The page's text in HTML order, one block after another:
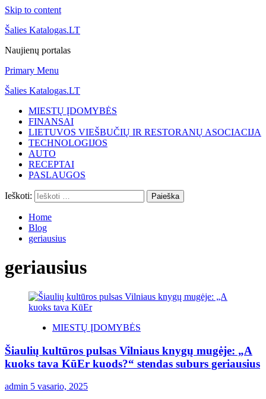
Skip to content
Šalies Katalogas.LT
Naujienų portalas
Primary Menu
Šalies Katalogas.LT
MIESTŲ ĮDOMYBĖS
FINANSAI
LIETUVOS VIEŠBUČIŲ IR RESTORANŲ ASOCIACIJA
TECHNOLOGIJOS
AUTO
RECEPTAI
PASLAUGOS
Ieškoti:
Home
Blog
geriausius
geriausius
MIESTŲ ĮDOMYBĖS
Šiaulių kultūros pulsas Vilniaus knygų mugėje: „A
kuoks tava KūEr kuods?“ stendas suburs geriausius
admin 5 vasario, 2025